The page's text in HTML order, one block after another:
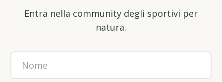
Entra nella community degli sportivi per
natura.